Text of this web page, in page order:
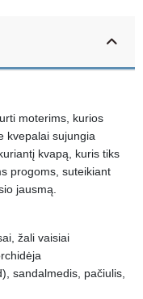
moterims, kurios
kvepalai sujungia
kvapą, kuris tiks
progoms, suteikiant
jausmą.
žali vaisiai
sandalmedis, pačiulis,